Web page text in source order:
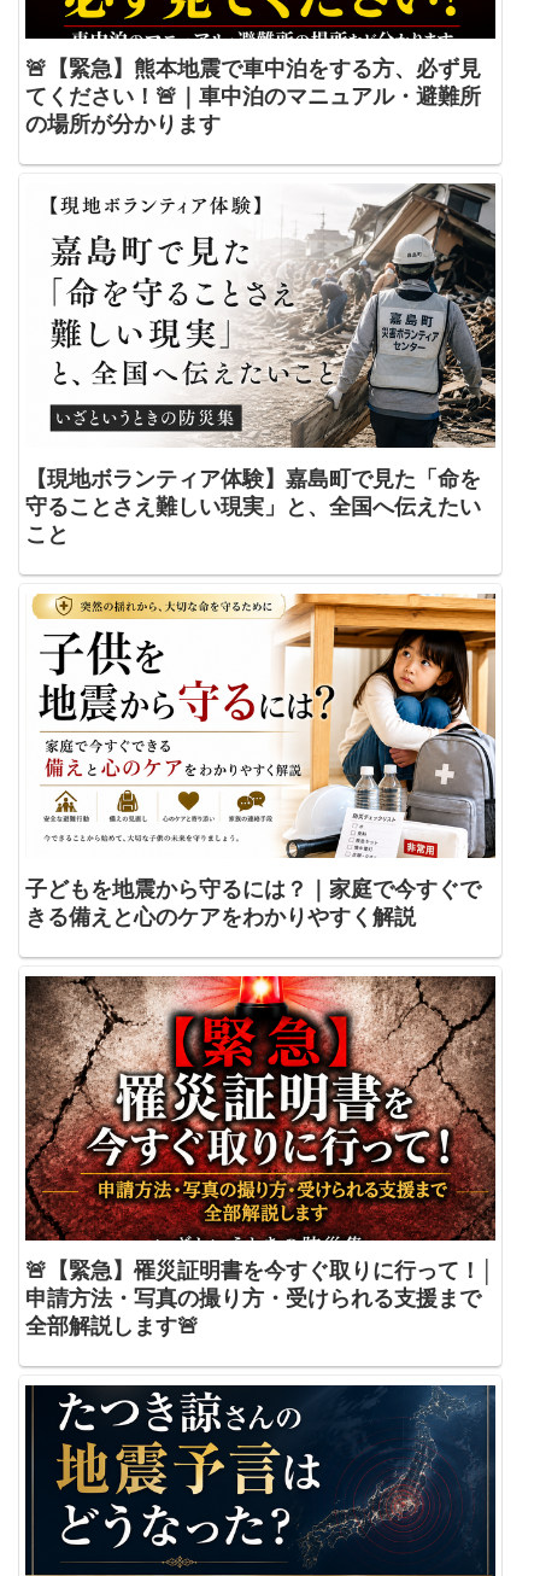
🚨【緊急】熊本地震で車中泊をする方、必ず見
てください！🚨｜車中泊のマニュアル・避難所
の場所が分かります
【現地ボランティア体験】嘉島町で見た「命を
守ることさえ難しい現実」と、全国へ伝えたい
こと
子どもを地震から守るには？｜家庭で今すぐで
きる備えと心のケアをわかりやすく解説
🚨【緊急】罹災証明書を今すぐ取りに行って！│
申請方法・写真の撮り方・受けられる支援まで
全部解説します🚨